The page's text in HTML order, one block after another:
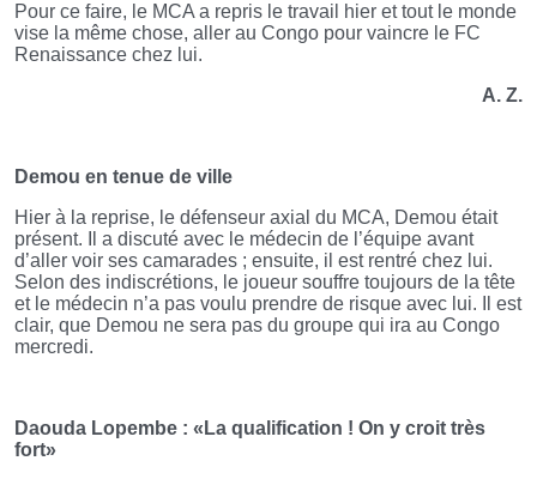
Pour ce faire, le MCA a repris le travail hier et tout le monde
vise la même chose, aller au Congo pour vaincre le FC
Renaissance chez lui.
A. Z.
Demou en tenue de ville
Hier à la reprise, le défenseur axial du MCA, Demou était
présent. Il a discuté avec le médecin de l’équipe avant
d’aller voir ses camarades ; ensuite, il est rentré chez lui.
Selon des indiscrétions, le joueur souffre toujours de la tête
et le médecin n’a pas voulu prendre de risque avec lui. Il est
clair, que Demou ne sera pas du groupe qui ira au Congo
mercredi.
Daouda Lopembe : «La qualification ! On y croit très
fort»